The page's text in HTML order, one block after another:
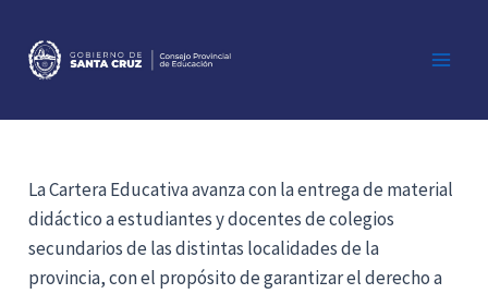
contenido
La Cartera Educativa avanza con la entrega de material
didáctico a estudiantes y docentes de colegios
secundarios de las distintas localidades de la
provincia, con el propósito de garantizar el derecho a